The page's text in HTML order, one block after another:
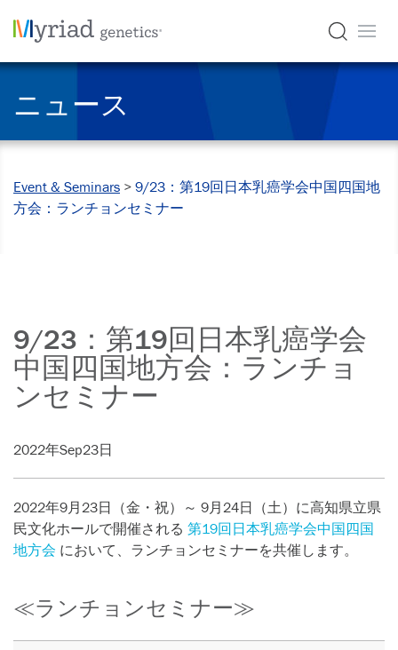
ニュース
Event & Seminars > 9/23：第19回日本乳癌学会中国四国地
方会：ランチョンセミナー
9/23：第19回日本乳癌学会
中国四国地方会：ランチョ
ンセミナー
2022年Sep23日
2022年9月23日（金・祝）～ 9月24日（土）に高知県立県
民文化ホールで開催される 第19回日本乳癌学会中国四国
地方会 において、 ランチョンセミナーを共催します。
≪ランチョンセミナー≫